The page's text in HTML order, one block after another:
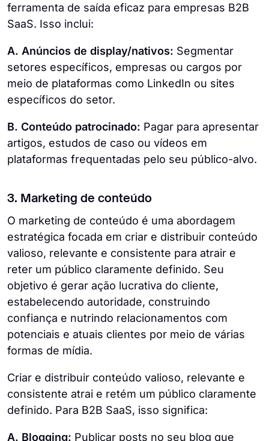
ferramenta de saída eficaz para empresas B2B
SaaS. Isso inclui:
A. Anúncios de display/nativos: Segmentar
setores específicos, empresas ou cargos por
meio de plataformas como LinkedIn ou sites
específicos do setor.
B. Conteúdo patrocinado: Pagar para apresentar
artigos, estudos de caso ou vídeos em
plataformas frequentadas pelo seu público-alvo.
3. Marketing de conteúdo
O marketing de conteúdo é uma abordagem
estratégica focada em criar e distribuir conteúdo
valioso, relevante e consistente para atrair e
reter um público claramente definido. Seu
objetivo é gerar ação lucrativa do cliente,
estabelecendo autoridade, construindo
confiança e nutrindo relacionamentos com
potenciais e atuais clientes por meio de várias
formas de mídia.
Criar e distribuir conteúdo valioso, relevante e
consistente atrai e retém um público claramente
definido. Para B2B SaaS, isso significa:
A. Blogging: Publicar posts no seu blog que